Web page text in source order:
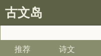
古文岛
推荐 诗文